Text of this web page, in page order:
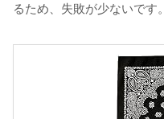
るため、失敗が少ないです。